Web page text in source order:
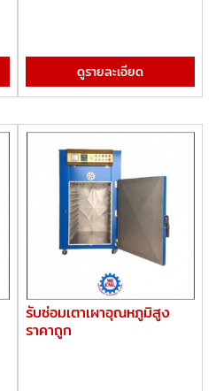
ดูรายละเอียด
รับซ่อมเตาเผาอุณหภูมิสูง
ราคาถูก